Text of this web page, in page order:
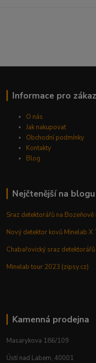
Informace pro
O nás
Jak nakupovat
Obchodní podmínky
Kontakty
Blog
Nejčtenější na blogu
Sraz detektorářů na Bozeňově
Nový detektor kovů Minelab X
Chabařovický sraz
Minelab tour 2023 (zipsy.cz)
Kamenná prodejna
Masarykova 186/109
Ústí nad Labem, 40001